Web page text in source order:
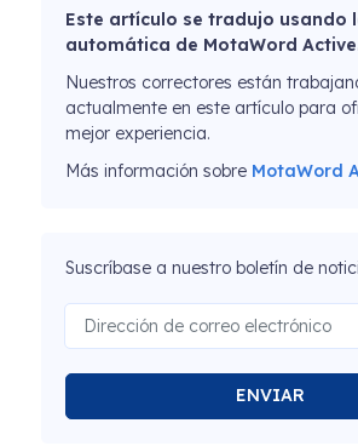
Este artículo se tradujo usando
automática de MotaWord
Nuestros correctores están
actualmente en este artículo para
mejor experiencia.
Más información sobre MotaWord
Suscríbase a nuestro boletín de
ENVIAR